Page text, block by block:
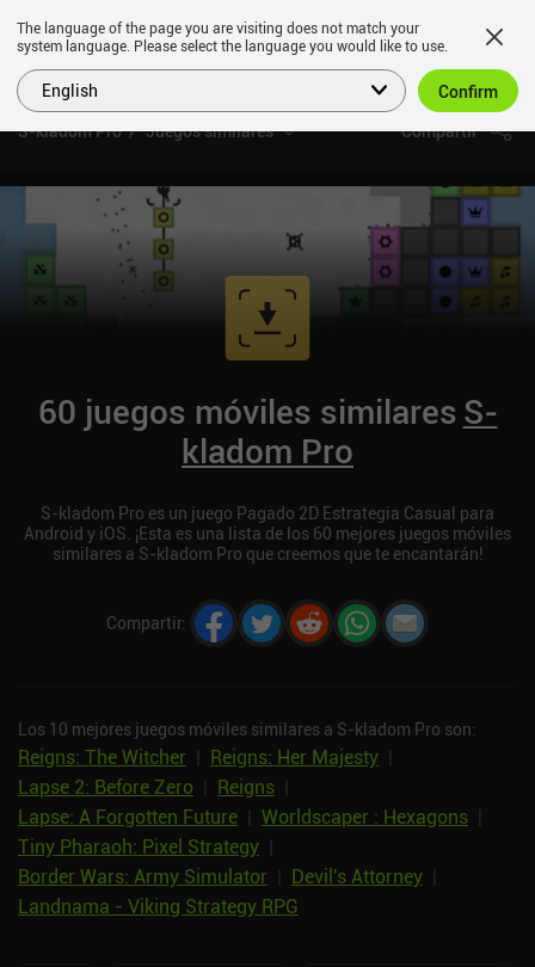
S-kladom Pro Juegos similares Compartir
60 juegos móviles similaresS-
kladom Pro
S-kladom Pro es un juego Pagado 2D Estrategia Casual para
Android y iOS. ¡Esta es una lista de los 60 mejores juegos móviles
similares a S-kladom Pro que creemos que te encantarán!
Compartir:
Los 10 mejores juegos móviles similares a S-kladom Pro son:
Reigns: The Witcher Reigns: Her Majesty
Lapse 2: Before Zero
Reigns
Lapse: A Forgotten Future
Worldscaper : Hexagons
Tiny Pharaoh: Pixel Strategy
Border Wars: Army Simulator
Devil's Attorney
Landnama - Viking Strategy RPG
The language of the page you are visiting does not match your
system language. Please select the language you would like to use.
English Confirm